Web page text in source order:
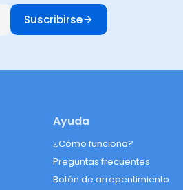
Suscribirse
Ayuda
¿Cómo funciona?
Preguntas frecuentes
Botón de arrepentimiento